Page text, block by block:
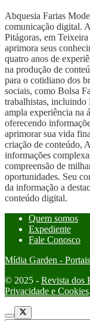
Abquesia Farias
comunicação digital.
Pitágoras, em
aprimora seus
quatro anos de
na produção de
para o cotidiano dos
sociais, como Bolsa
trabalhistas, incluindo
ampla experiência na
oferecendo
aprimorar sua vida
criação de conteúdo,
informações
compreensão de
oportunidades. Seu
da informação a
conteúdo digital.
Quem somos
Expediente
Fale Conosco
Mídia Garden -
© 2025 - Revista dos
Privacidade e Cookies.